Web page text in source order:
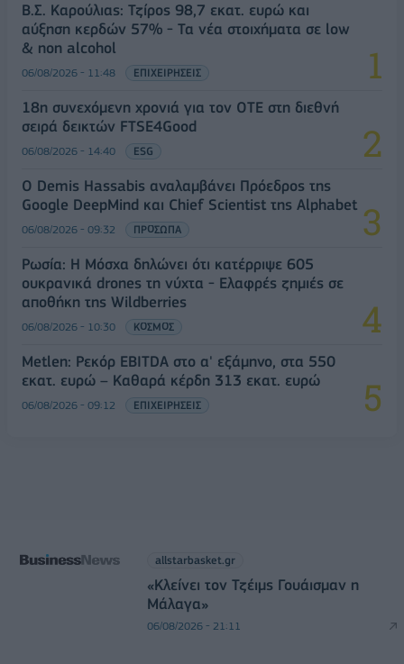
Β.Σ. Καρούλιας: Τζίρος 98,7 εκατ. ευρώ και
αύξηση κερδών 57% - Τα νέα στοιχήματα σε low
& non alcohol
06/08/2026 - 11:48 ΕΠΙΧΕΙΡΗΣΕΙΣ
18η συνεχόμενη χρονιά για τον ΟΤΕ στη διεθνή
σειρά δεικτών FTSE4Good
06/08/2026 - 14:40 ESG
Ο Demis Hassabis αναλαμβάνει Πρόεδρος της
Google DeepMind και Chief Scientist της Alphabet
06/08/2026 - 09:32 ΠΡΟΣΩΠΑ
Ρωσία: Η Μόσχα δηλώνει ότι κατέρριψε 605
ουκρανικά drones τη νύχτα - Ελαφρές ζημιές σε
αποθήκη της Wildberries
06/08/2026 - 10:30 ΚΟΣΜΟΣ
Metlen: Ρεκόρ EBITDA στο α' εξάμηνο, στα 550
εκατ. ευρώ – Καθαρά κέρδη 313 εκατ. ευρώ
06/08/2026 - 09:12 ΕΠΙΧΕΙΡΗΣΕΙΣ
allstarbasket.gr
«Κλείνει τον Τζέιμς Γουάισμαν η
Μάλαγα»
06/08/2026 - 21:11